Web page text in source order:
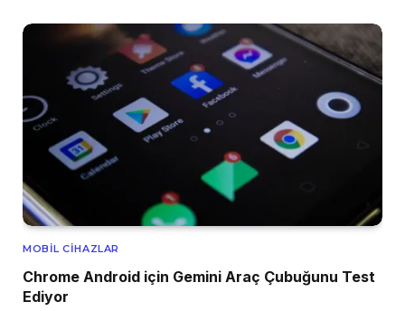
MOBIL CIHAZLAR
Chrome Android için Gemini Araç Çubuğunu Test
Ediyor